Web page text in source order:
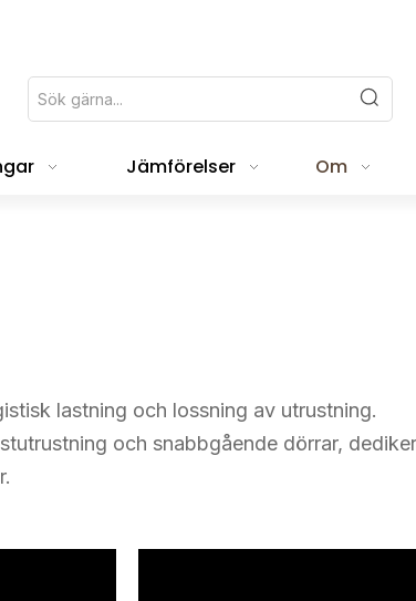
Jämförelser Om
lastning och lossning av utrustning.
och snabbgående dörrar,